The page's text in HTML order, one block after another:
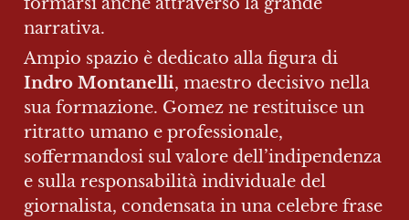
narrativa.
Indro Montanelli, maestro decisivo nella
sua formazione. Gomez ne restituisce un
ritratto umano e professionale,
soffermandosi sul valore dell’indipendenza
e sulla responsabilità individuale del
giornalista, condensata in una celebre frase